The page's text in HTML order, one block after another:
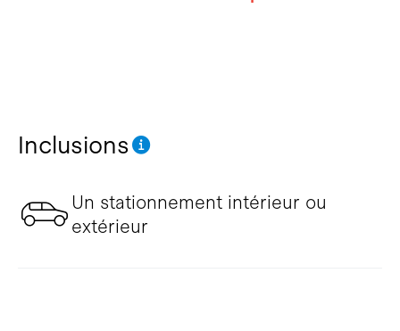
Inclusions
Un stationnement intérieur ou
extérieur